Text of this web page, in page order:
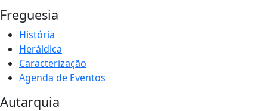
Freguesia
História
Heráldica
Caracterização
Agenda de Eventos
Autarquia